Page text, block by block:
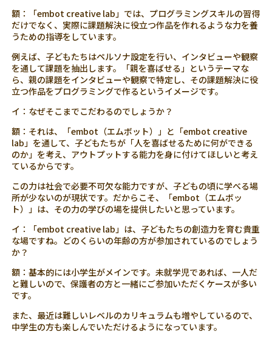
額：「embot creative lab」では、プログラミングスキルの習得
だけでなく、実際に課題解決に役立つ作品を作れるような力を養
うための指導をしています。
例えば、子どもたちはペルソナ設定を行い、インタビューや観察
を通して課題を抽出します。「親を喜ばせる」というテーマな
ら、親の課題をインタビューや観察で特定し、その課題解決に役
立つ作品をプログラミングで作るというイメージです。
イ：なぜそこまでこだわるのでしょうか？
額：それは、「embot（エムボット）」と「embot creative
lab」を通して、子どもたちが「人を喜ばせるために何ができる
のか」を考え、アウトプットする能力を身に付けてほしいと考え
ているからです。
この力は社会で必要不可欠な能力ですが、子どもの頃に学べる場
所が少ないのが現状です。だからこそ、「embot（エムボッ
ト）」は、その力の学びの場を提供したいと思っています。
イ：「embot creative lab」は、子どもたちの創造力を育む貴重
な場ですね。どのくらいの年齢の方が参加されているのでしょう
か？
額：基本的には小学生がメインです。未就学児であれば、一人だ
と難しいので、保護者の方と一緒にご参加いただくケースが多い
です。
また、最近は難しいレベルのカリキュラムも増やしているので、
中学生の方も楽しんでいただけるようになっています。